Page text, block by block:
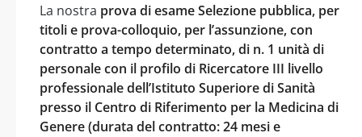
La nostra prova di esame Selezione pubblica, per
titoli e prova-colloquio, per l’assunzione, con
contratto a tempo determinato, di n. 1 unità di
personale con il profilo di Ricercatore III livello
professionale dell’Istituto Superiore di Sanità
presso il Centro di Riferimento per la Medicina di
Genere (durata del contratto: 24 mesi e